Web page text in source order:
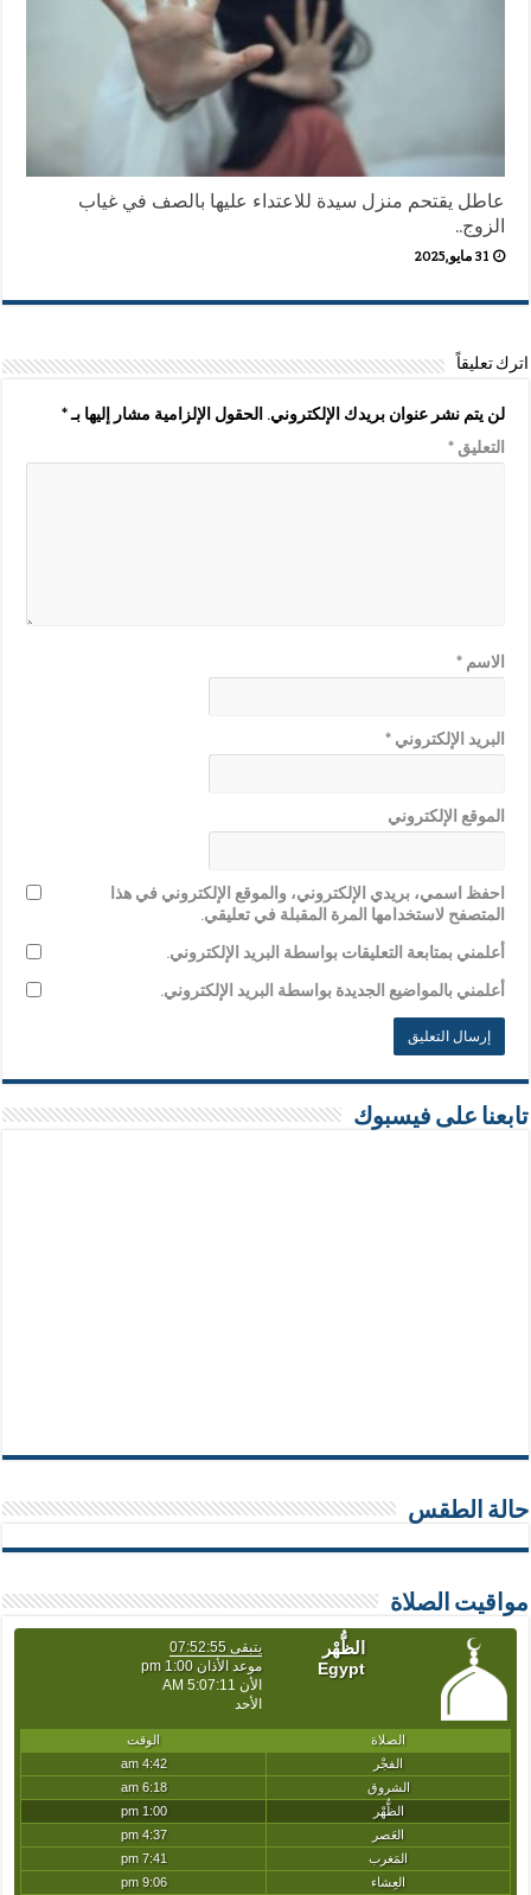
عاطل يقتحم منزل سيدة للاعتداء عليها بالصف في غياب
الزوج..
31 مايو,2025
اترك تعليقاً
لن يتم نشر عنوان بريدك الإلكتروني. الحقول الإلزامية مشار إليها بـ*
التعليق*
الاسم*
البريد الإلكتروني*
الموقع الإلكتروني
احفظ اسمي، بريدي الإلكتروني، والموقع الإلكتروني في هذا
المتصفح لاستخدامها المرة المقبلة في تعليقي.
أعلمني بمتابعة التعليقات بواسطة البريد الإلكتروني.
أعلمني بالمواضيع الجديدة بواسطة البريد الإلكتروني.
تابعنا على فيسبوك
حالة الطقس
مواقيت الصلاة